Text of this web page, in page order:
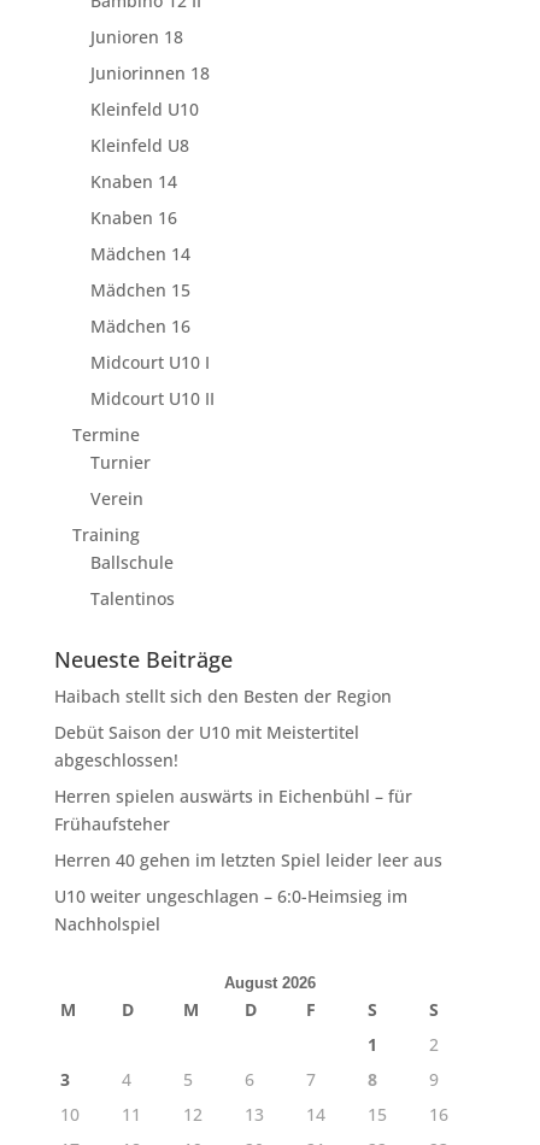
Junioren 18
Juniorinnen 18
Kleinfeld U10
Kleinfeld U8
Knaben 14
Knaben 16
Mädchen 14
Mädchen 15
Mädchen 16
Midcourt U10 I
Midcourt U10 II
Termine
Turnier
Verein
Training
Ballschule
Talentinos
Neueste Beiträge
Haibach stellt sich den Besten der Region
Debüt Saison der U10 mit Meistertitel
abgeschlossen!
Herren spielen auswärts in Eichenbühl – für
Frühaufsteher
Herren 40 gehen im letzten Spiel leider leer aus
U10 weiter ungeschlagen – 6:0-Heimsieg im
Nachholspiel
August 2026
M D M D F S
S
1
2
3
4 5 6 7 8
9
10
11 12 13 14 15
16